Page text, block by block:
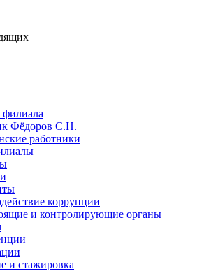
Фёдоров С.Н.
работники
коррупции
и контролирующие органы
и стажировка